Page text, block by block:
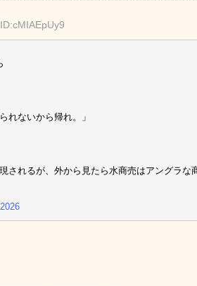
れないから帰れ。」
されるが、外から見たら水商売はアングラな